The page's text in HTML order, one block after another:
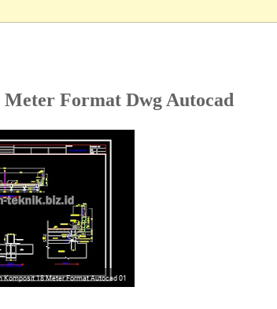
Meter Format Dwg Autocad
Komposit 18 Meter Format Autocad 01